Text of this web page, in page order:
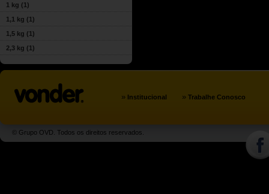
1 kg (1)
1,1 kg (1)
1,5 kg (1)
2,3 kg (1)
» Institucional » Trabalhe Conosco
© Grupo OVD. Todos os direitos reservados.